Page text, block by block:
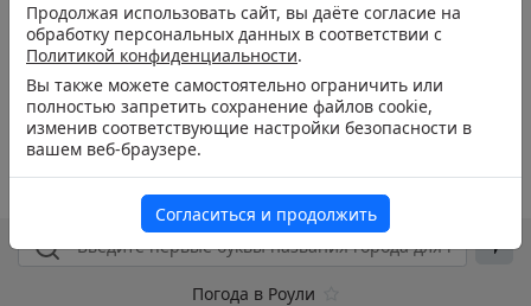
Погода в Роули
Продолжая использовать сайт, вы даёте согласие на
обработку персональных данных в соответствии с
Политикой конфиденциальности.
Вы также можете самостоятельно ограничить или
полностью запретить сохранение файлов cookie,
изменив соответствующие настройки безопасности в
вашем веб-браузере.
Согласиться и продолжить